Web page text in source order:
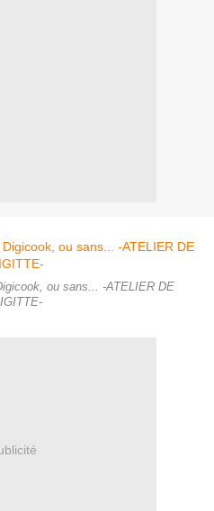
ou sans... -ATELIER DE